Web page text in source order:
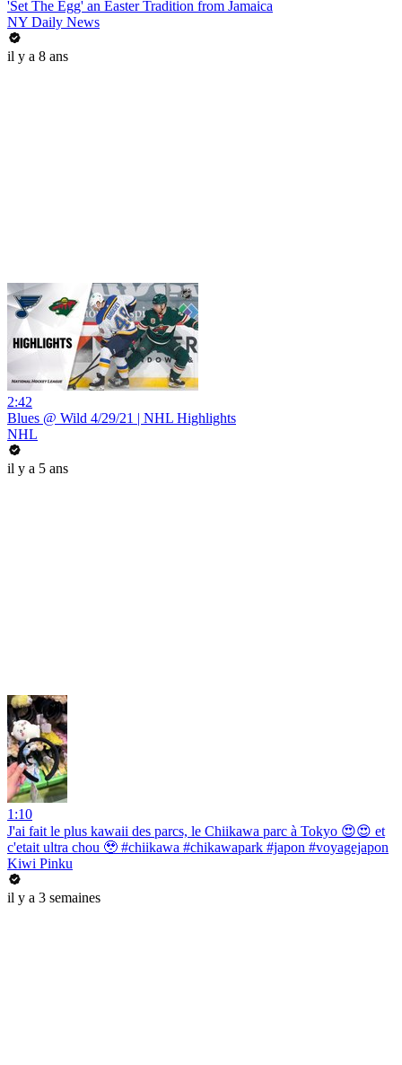
'Set The Egg' an Easter Tradition from Jamaica
NY Daily News
il y a 8 ans
2:42
Blues @ Wild 4/29/21 | NHL Highlights
NHL
il y a 5 ans
1:10
J'ai fait le plus kawaii des parcs, le Chiikawa parc à Tokyo 😍😍 et
c'etait ultra chou 🥹 #chiikawa #chikawapark #japon #voyagejapon
Kiwi Pinku
il y a 3 semaines